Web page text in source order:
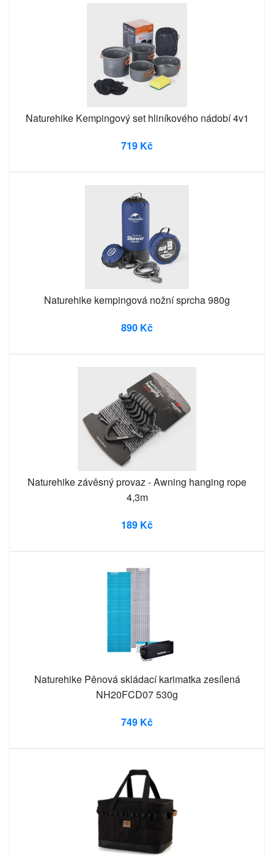
Naturehike Kempingový set hliníkového nádobí 4v1
719 Kč
Naturehike kempingová nožní sprcha 980g
890 Kč
Naturehike závěsný provaz - Awning hanging rope
4,3m
189 Kč
Naturehike Pěnová skládací karimatka zesílená
NH20FCD07 530g
749 Kč